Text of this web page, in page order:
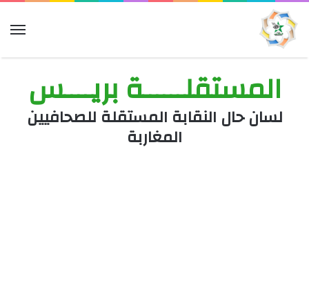
المستقلــــــة بريــــس
لسان حال النقابة المستقلة للصحافيين
المغاربة